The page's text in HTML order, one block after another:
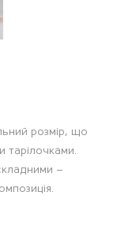
розмір, що
тарілочками.
–